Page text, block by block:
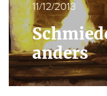
11/12/2013
anders